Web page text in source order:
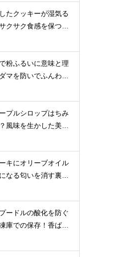
たクッキーが湿気る
クサク食感を保つ裏
粉ふるいに意味と理
マを防いでふんわり
焼き上げるための基
プルシロップはちみ
風味を生かした美味
キにオリーブオイル
なる匂いを消す裏ワ
ードルの酸化を防ぐ
庫での保存！香ばし
てお菓子を美味しく